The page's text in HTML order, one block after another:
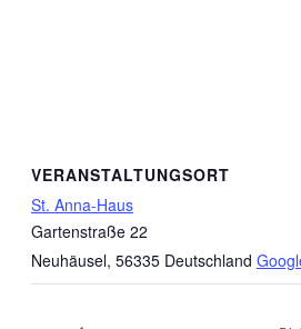
VERANSTALTUNGSORT
St. Anna-Haus
Gartenstraße 22
Neuhäusel, 56335 Deutschland